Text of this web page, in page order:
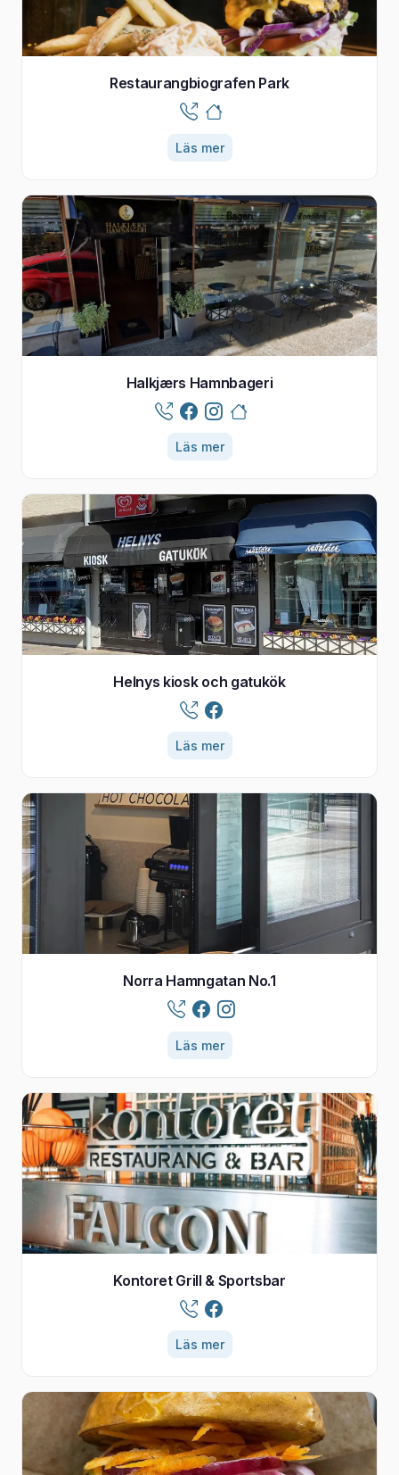
Restaurangbiografen Park
Läs mer
Halkjærs Hamnbageri
Läs mer
Helnys kiosk och gatukök
Läs mer
Norra Hamngatan No.1
Läs mer
Kontoret Grill & Sportsbar
Läs mer